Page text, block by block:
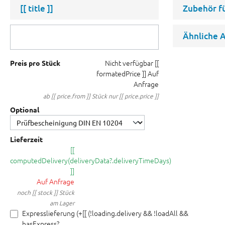
[[ title ]]
Preis pro Stück Nicht verfügbar [[
formatedPrice ]] Auf
Anfrage
ab [[ price.from ]] Stück nur [[ price.price ]]
Optional
Lieferzeit
[[
computedDelivery(deliveryData?.deliveryTimeDays)
]]
Auf Anfrage
noch [[ stock ]] Stück
am Lager
Expresslieferung (+[[ (!loading.delivery && !loadAll &&
Zubehör
Ähnliche